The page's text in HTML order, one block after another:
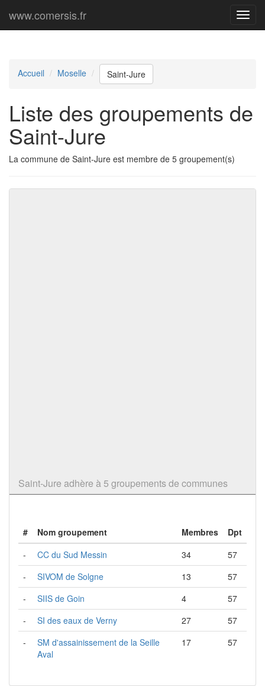
Menu
www.comersis.fr
Accueil Moselle Saint-Jure
Liste des groupements de
Saint-Jure
La commune de Saint-Jure est membre de 5 groupement(s)
Saint-Jure adhère à 5 groupements de communes
# Nom groupement Membres
Dpt
-
CC du Sud Messin 34
57
-
SIVOM de Solgne 13
57
-
SIIS de Goin 4
57
-
SI des eaux de Verny 27
57
-
SM d'assainissement de la Seille
Aval
17 57